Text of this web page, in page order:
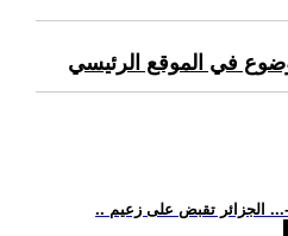
في الموقع الرئيسي
... الجزائر تقبض على زعيم